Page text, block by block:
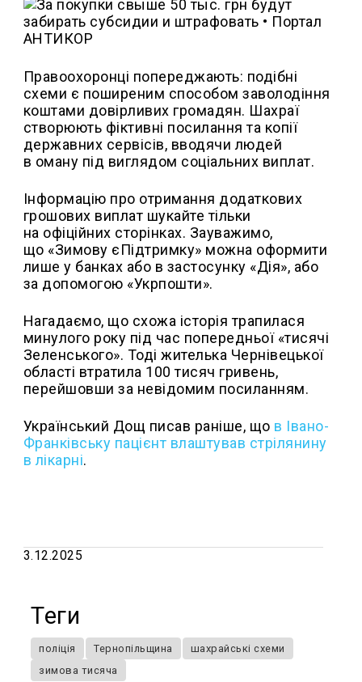
Правоохоронці попереджають: подібні
схеми є поширеним способом заволодіння
коштами довірливих громадян. Шахраї
створюють фіктивні посилання та копії
державних сервісів, вводячи людей
в оману під виглядом соціальних виплат.
Інформацію про отримання додаткових
грошових виплат шукайте тільки
на офіційних сторінках. Зауважимо,
що «Зимову єПідтримку» можна оформити
лише у банках або в застосунку «Дія», або
за допомогою «Укрпошти».
Нагадаємо, що схожа історія трапилася
минулого року під час попередньої «тисячі
Зеленського». Тоді жителька Чернівецької
області втратила 100 тисяч гривень,
перейшовши за невідомим посиланням.
Український Дощ писав раніше, що в Івано-
Франківську пацієнт влаштував стрілянину
в лікарні.
3.12.2025
Теги
поліція Тернопільщина
шахрайські схеми
зимова тисяча